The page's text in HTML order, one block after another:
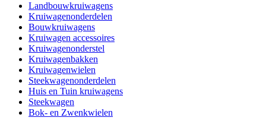
Landbouwkruiwagens
Kruiwagenonderdelen
Bouwkruiwagens
Kruiwagen accessoires
Kruiwagenonderstel
Kruiwagenbakken
Kruiwagenwielen
Steekwagenonderdelen
Huis en Tuin kruiwagens
Steekwagen
Bok- en Zwenkwielen